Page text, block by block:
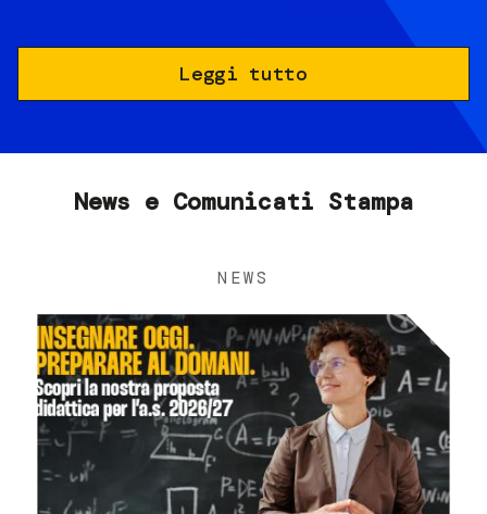
Leggi tutto
News e Comunicati Stampa
NEWS